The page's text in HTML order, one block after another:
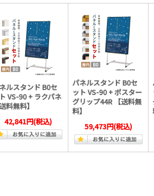
ルスタンド B0セ
VS-90 + ラクパネ
送料無料】
42,841円(税込)
パネルスタンド B0セ
ット VS-90 + ポスター
グリップ44R 【送料無
料】
59,473円(税込)